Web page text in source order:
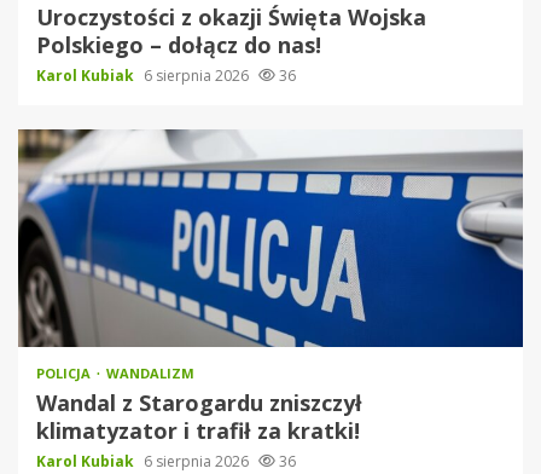
Uroczystości z okazji Święta Wojska
Polskiego – dołącz do nas!
Karol Kubiak 6 sierpnia 2026 36
POLICJA WANDALIZM
Wandal z Starogardu zniszczył
klimatyzator i trafił za kratki!
Karol Kubiak 6 sierpnia 2026 36